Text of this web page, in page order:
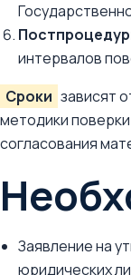
интервалов
Сроки зависят
методики
согласования
Заявление на
юридических